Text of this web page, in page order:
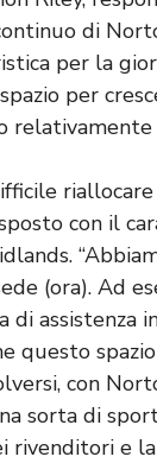
di
per la
per
relativamente
riallocare
con il
(ora). Ad
di assistenza
questo
con
sorta di
rivenditori e